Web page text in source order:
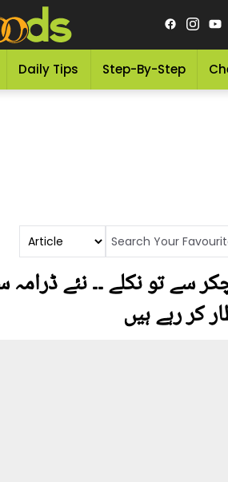
Daily Tips Step-By-Step
سے تو نکلے ۔۔ نئے
کر رہے ہیں